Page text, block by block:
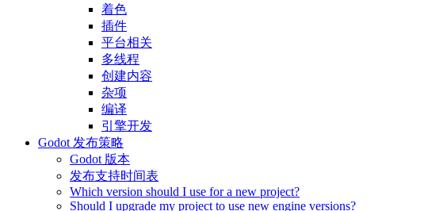
着色
插件
平台相关
多线程
创建内容
杂项
编译
引擎开发
Godot 发布策略
Godot 版本
发布支持时间表
Which version should I use for a new project?
Should I upgrade my project to use new engine versions?